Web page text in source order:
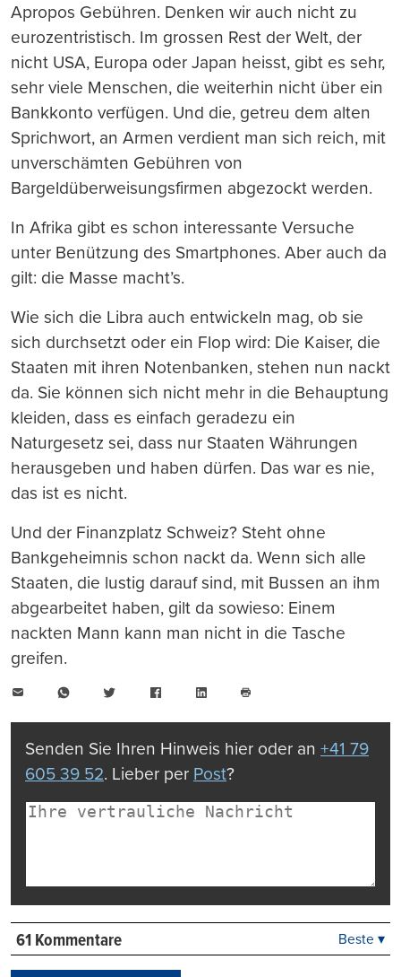
Apropos Gebühren. Denken wir auch nicht zu
eurozentristisch. Im grossen Rest der Welt, der
nicht USA, Europa oder Japan heisst, gibt es sehr,
sehr viele Menschen, die weiterhin nicht über ein
Bankkonto verfügen. Und die, getreu dem alten
Sprichwort, an Armen verdient man sich reich, mit
unverschämten Gebühren von
Bargeldüberweisungsfirmen abgezockt werden.
In Afrika gibt es schon interessante Versuche
unter Benützung des Smartphones. Aber auch da
gilt: die Masse macht’s.
Wie sich die Libra auch entwickeln mag, ob sie
sich durchsetzt oder ein Flop wird: Die Kaiser, die
Staaten mit ihren Notenbanken, stehen nun nackt
da. Sie können sich nicht mehr in die Behauptung
kleiden, dass es einfach geradezu ein
Naturgesetz sei, dass nur Staaten Währungen
herausgeben und haben dürfen. Das war es nie,
das ist es nicht.
Und der Finanzplatz Schweiz? Steht ohne
Bankgeheimnis schon nackt da. Wenn sich alle
Staaten, die lustig darauf sind, mit Bussen an ihm
abgearbeitet haben, gilt da sowieso: Einem
nackten Mann kann man nicht in die Tasche
greifen.
WhatsAppTwitter FacebookLinkedIn
drucken
Senden Sie Ihren Hinweis hier oder an +41 79
605 39 52. Lieber per Post?
61 Kommentare Beste ▾